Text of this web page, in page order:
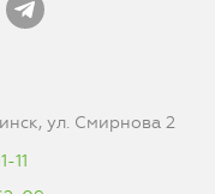
ул. Смирнова 2
11